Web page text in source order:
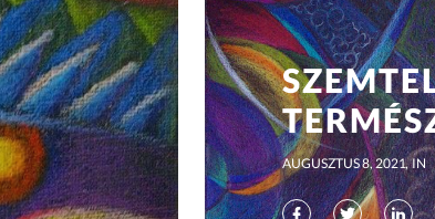
AUGUSZTUS 8, 2021 IN